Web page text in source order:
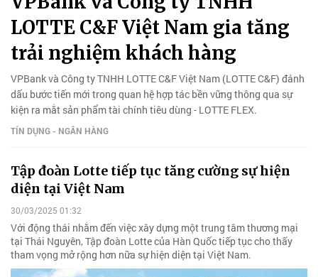
LOTTE C&F Việt Nam gia tăng
trải nghiệm khách hàng
VPBank và Công ty TNHH LOTTE C&F Việt Nam (LOTTE C&F) đánh
dấu bước tiến mới trong quan hệ hợp tác bền vững thông qua sự
kiện ra mắt sản phẩm tài chính tiêu dùng - LOTTE FLEX.
TÍN DỤNG - NGÂN HÀNG
Tập đoàn Lotte tiếp tục tăng cường sự hiện
diện tại Việt Nam
30/03/2025 01:32
Với động thái nhắm đến việc xây dựng một trung tâm thương mại
tại Thái Nguyên, Tập đoàn Lotte của Hàn Quốc tiếp tục cho thấy
tham vọng mở rộng hơn nữa sự hiện diện tại Việt Nam.